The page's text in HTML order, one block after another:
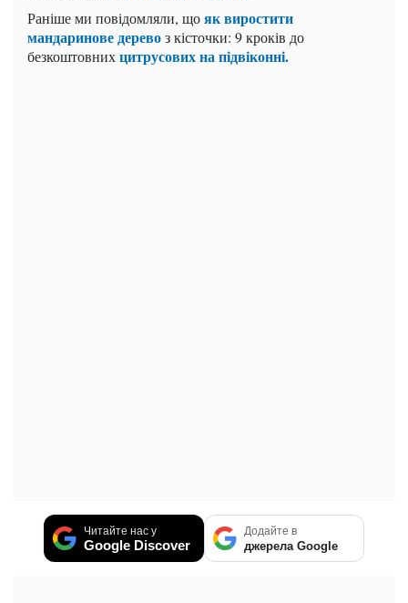
Раніше ми повідомляли, щояк виростити
мандаринове деревоз кісточки: 9 кроків до
безкоштовнихцитрусових на підвіконні.
Читайте нас у
Google Discover
Додайте в
джерела Google